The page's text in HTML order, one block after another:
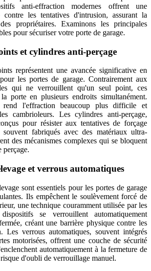
anti-effraction modernes offrent une
contre les tentatives d'intrusion, assurant la
propriétaires. Examinons les principales
pour sécuriser votre porte de garage.
et cylindres anti-perçage
représentent une avancée significative en
les portes de garage. Contrairement aux
qui ne verrouillent qu'un seul point, ces
la porte en plusieurs endroits simultanément.
rend l'effraction beaucoup plus difficile et
cambrioleurs. Les cylindres anti-perçage,
pour résister aux tentatives de forçage
fabriqués avec des matériaux ultra-
des mécanismes complexes qui se bloquent
perçage.
et verrous automatiques
sont essentiels pour les portes de garage
Ils empêchent le soulèvement forcé de
une technique couramment utilisée par les
se verrouillent automatiquement
créant une barrière physique contre les
Les verrous automatiques, souvent intégrés
motorisées, offrent une couche de sécurité
automatiquement à la fermeture de
d'oubli de verrouillage manuel.